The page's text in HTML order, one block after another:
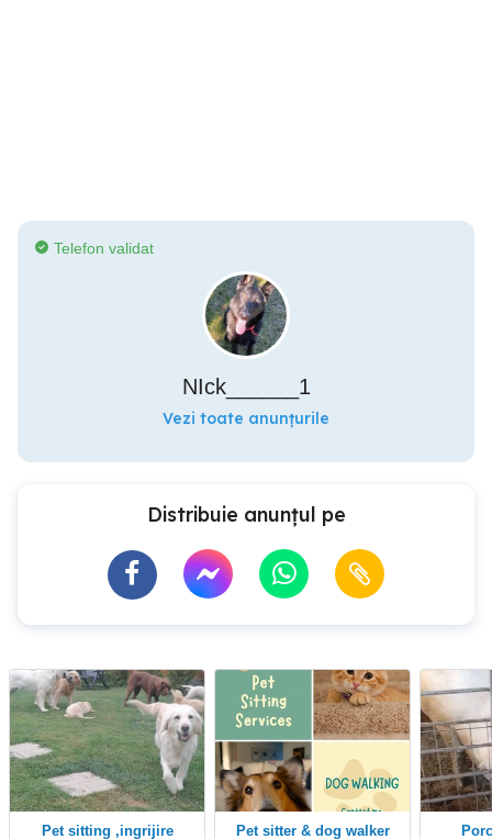
Telefon validat
NIck______1
Vezi toate anunțurile
Distribuie anunțul pe
Pet sitting ,ingrijire Pet sitter & dog walker